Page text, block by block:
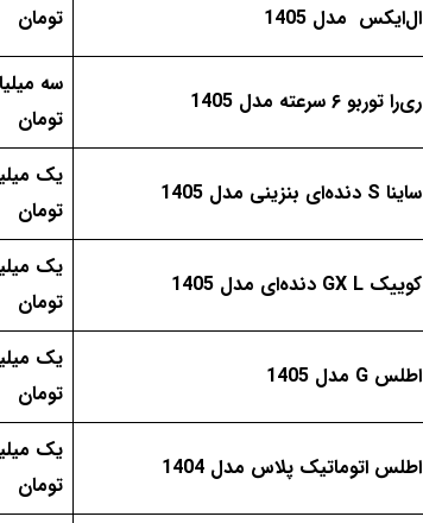
ال‌ایکس مدل 1405
تومان
ری‌را توربو ۶ سرعته مدل 1405
تومان
ساینا S دنده‌ای بنزینی مدل 1405
تومان
کوییک GX L دنده‌ای مدل 1405
تومان
اطلس G مدل 1405
تومان
اطلس اتوماتیک پلاس مدل 1404
تومان